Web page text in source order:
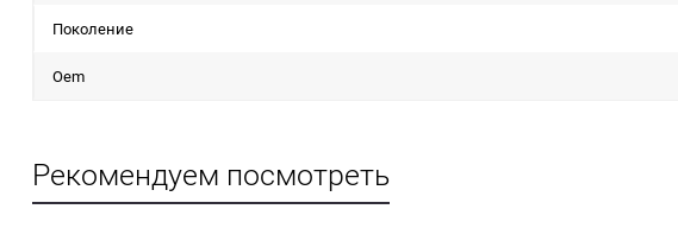
Поколение
Oem
Рекомендуем посмотреть